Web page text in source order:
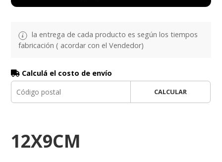
la entrega de cada producto es según los tiempos
fabricación ( acordar con el Vendedor)
Calculá el costo de envío
CALCULAR
12X9CM